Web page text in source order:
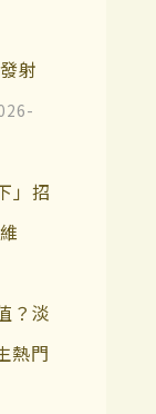
射
」招
？淡
熱門